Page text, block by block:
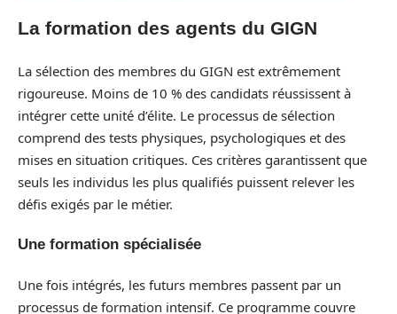
La formation des agents du GIGN
La sélection des membres du GIGN est extrêmement
rigoureuse. Moins de 10 % des candidats réussissent à
intégrer cette unité d’élite. Le processus de sélection
comprend des tests physiques, psychologiques et des
mises en situation critiques. Ces critères garantissent que
seuls les individus les plus qualifiés puissent relever les
défis exigés par le métier.
Une formation spécialisée
Une fois intégrés, les futurs membres passent par un
processus de formation intensif. Ce programme couvre